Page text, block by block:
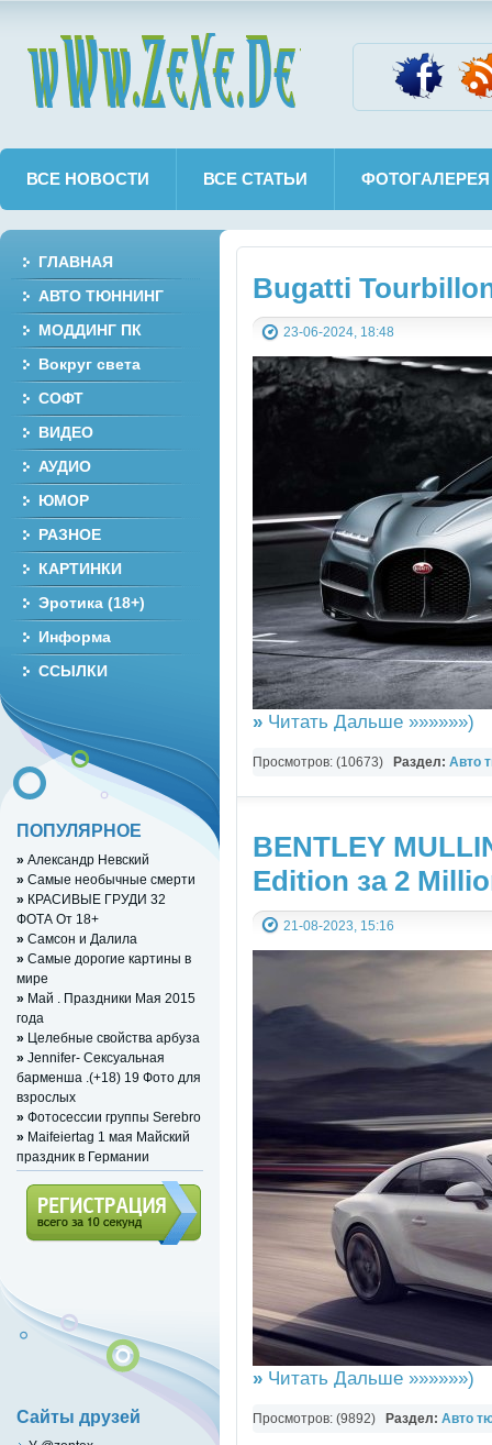
ВСЕ НОВОСТИ ВСЕ СТАТЬИ ФОТОГАЛЕРЕЯ
Bugatti
23-06-2024, 18:48
» Читать Дальше »»»»»»)
Просмотров: (10673) Раздел: Авто
BENTLEY
Edition за 2
21-08-2023, 15:16
» Читать Дальше »»»»»»)
Просмотров: (9892) Раздел: Авто
ГЛАВНАЯ
АВТО ТЮННИНГ
МОДДИНГ ПК
Вокруг света
СОФТ
ВИДЕО
АУДИО
ЮМОР
РАЗНОЕ
КАРТИНКИ
Эротика (18+)
Информа
ССЫЛКИ
ПОПУЛЯРНОЕ
» Александр Невский
» Самые необычные смерти
» КРАСИВЫЕ ГРУДИ 32
ФОТА От 18+
» Cамcон и Дaлилa
» Самые дорогие картины в
мире
» Май . Праздники Мая 2015
года
» Целебные свойства арбуза
» Jennifer- Сексуальная
барменша .(+18) 19 Фото для
взрослых
» Фотосессии группы Serebro
» Maifeiertag 1 мая Майский
праздник в Германии
Сайты друзей